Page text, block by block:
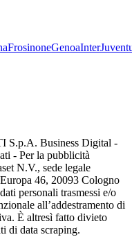
FrosinoneGenoaInter
S.p.A. Business Digital -
- Per la pubblicità
N.V., sede legale
46, 20093 Cologno
personali trasmessi e/o
all’addestramento di
È altresì fatto divieto
di data scraping.